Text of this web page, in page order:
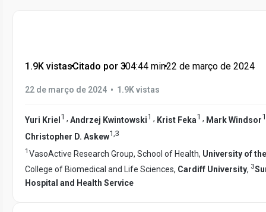
1.9K vistas•Citado por 3•04:44 min•22 de março de 2024
22 de março de 2024 • 1.9K vistas
Yuri Kriel 1 , Andrzej Kwintowski1 , Krist Feka1 , Mark Windsor1
Christopher D. Askew1 3
1 VasoActive Research Group, School of Health, University of
College of Biomedical and Life Sciences, Cardiff University, 3
Hospital and Health Service